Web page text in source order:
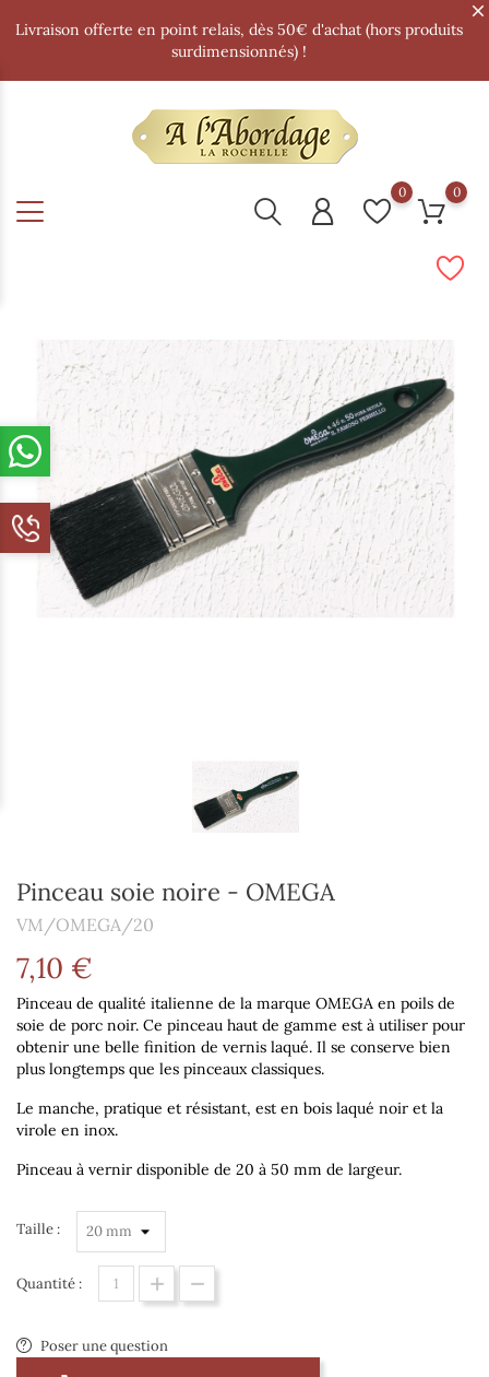
Livraison offerte en point relais, dès 50€ d'achat (hors produits
surdimensionnés) !
0 0
Pinceau soie noire - OMEGA
VM/OMEGA/20
7,10 €
Pinceau de qualité italienne de la marque OMEGA en poils de
soie de porc noir. Ce pinceau haut de gamme est à utiliser pour
obtenir une belle finition de vernis laqué. Il se conserve bien
plus longtemps que les pinceaux classiques.
Le manche, pratique et résistant, est en bois laqué noir et la
virole en inox.
Pinceau à vernir disponible de 20 à 50 mm de largeur.
Taille :
Quantité :
Poser une question